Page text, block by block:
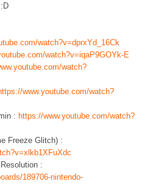
watch?v=dprxYd_16Ck
watch?v=iqaP9GOYk-E
watch?
www.youtube.com/watch?
: https://www.youtube.com/watch?
Freeze Glitch) :
:
189706-nintendo-